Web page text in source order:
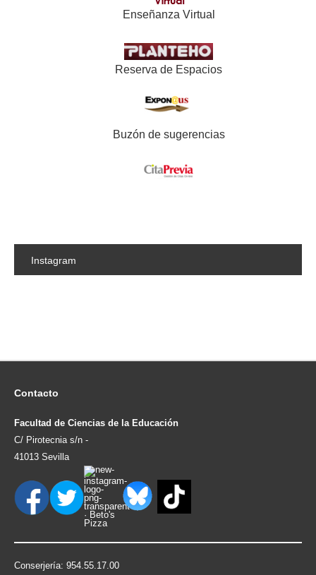
Enseñanza Virtual
Reserva de Espacios
Buzón de sugerencias
Instagram
Contacto
Facultad de Ciencias de la Educación
C/ Pirotecnia s/n -
41013 Sevilla
Conserjería: 954.55.17.00